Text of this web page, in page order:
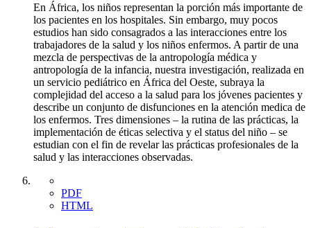
En África, los niños representan la porción más importante de
los pacientes en los hospitales. Sin embargo, muy pocos
estudios han sido consagrados a las interacciones entre los
trabajadores de la salud y los niños enfermos. A partir de una
mezcla de perspectivas de la antropología médica y
antropología de la infancia, nuestra investigación, realizada en
un servicio pediátrico en África del Oeste, subraya la
complejidad del acceso a la salud para los jóvenes pacientes y
describe un conjunto de disfunciones en la atención medica de
los enfermos. Tres dimensiones – la rutina de las prácticas, la
implementación de éticas selectiva y el status del niño – se
estudian con el fin de revelar las prácticas profesionales de la
salud y las interacciones observadas.
PDF
HTML